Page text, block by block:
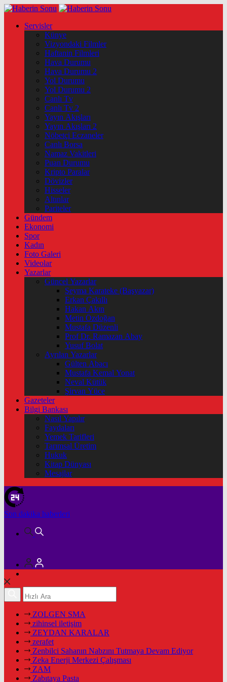
Servisler
Künye
Vizyondaki Filmler
Haftanin Filmleri
Hava Durumu
Hava Durumu 2
Yol Durumu
Yol Durumu 2
Canlı Tv
Canlı Tv 2
Yayın Akışları
Yayın Akışları 2
Nöbetçi Eczaneler
Canlı Borsa
Namaz Vakitleri
Puan Durumu
Kripto Paralar
Dövizler
Hisseler
Altınlar
Pariteler
Gündem
Ekonomi
Spor
Kadın
Foto Galeri
Videolar
Yazarlar
Güncel Yazarlar
Şeyma Karateke (Başyazar)
Erkan Çakıllı
Hakan Akın
Metin Özdoğan
Mustafa Düzenli
Prof Dr. Ramazan Abay
Yusuf Bolat
Ayrılan Yazarlar
Gülten Abacı
Mustafa Kemal Yonat
Neval Kütük
Şirvan Yüce
Gazeteler
Bilgi Bankası
Nasıl Yapılır
Faydaları
Yemek Tarifleri
Tarımsal Üretim
Hukuk
Kitap Dünyası
Mesajlar
Son dakika haberleri
ZOLGEN SMA
zihinsel iletişim
ZEYDAN KARALAR
zerafet
Zenbilci Sahanın Nabzını Tutmaya Devam Ediyor
Zeka Enerji Merkezi Çalışması
ZAM
Zabıtaya Pasta